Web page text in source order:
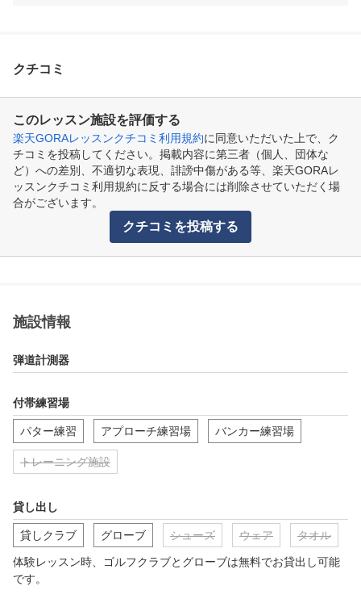
クチコミ
このレッスン施設を評価する
楽天GORAレッスンクチコミ利用規約に同意いただいた上で、ク
チコミを投稿してください。掲載内容に第三者（個人、団体な
ど）への差別、不適切な表現、誹謗中傷がある等、楽天GORAレ
ッスンクチコミ利用規約に反する場合には削除させていただく場
合がございます。
クチコミを投稿する
施設情報
弾道計測器
付帯練習場
パター練習 アプローチ練習場 バンカー練習場
トレーニング施設
貸し出し
貸しクラブ グローブ シューズ ウェア タオル
体験レッスン時、ゴルフクラブとグローブは無料でお貸出し可能
です。